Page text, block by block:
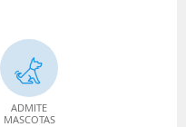
ADMITE
MASCOTAS